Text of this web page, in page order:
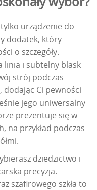
urządzenie do
dodatek, który
o szczegóły.
linia i subtelny blask
strój podczas
dodając Ci pewności
jego uniwersalny
prezentuje się w
na przykład podczas
dziedzictwo i
precyzja.
szafirowego szkła to